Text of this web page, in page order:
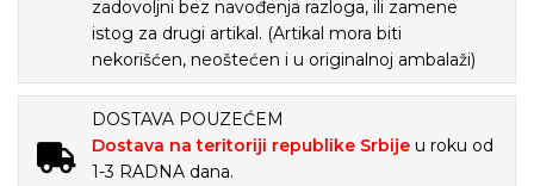
zadovoljni bez navođenja razloga, ili zamene
istog za drugi artikal. (Artikal mora biti
nekorišćen, neoštećen i u originalnoj ambalaži)
DOSTAVA POUZEĆEM
Dostava na teritoriji republike Srbije u roku od
1-3 RADNA dana.